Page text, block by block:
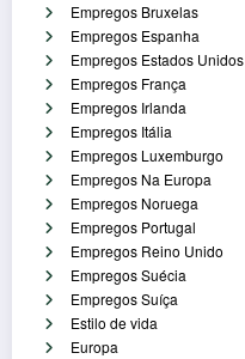
Empregos Bruxelas
Empregos Espanha
Empregos Estados Unidos
Empregos França
Empregos Irlanda
Empregos Itália
Empregos Luxemburgo
Empregos Na Europa
Empregos Noruega
Empregos Portugal
Empregos Reino Unido
Empregos Suécia
Empregos Suíça
Estilo de vida
Europa